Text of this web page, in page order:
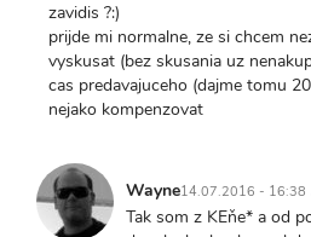
zavidis ?:)
prijde mi normalne, ze si chcem
vyskusat (bez skusania uz
cas predavajuceho (dajme tomu
nejako kompenzovat
Wayne14.07.2016 - 16:38
Tak som z KEňe* a od